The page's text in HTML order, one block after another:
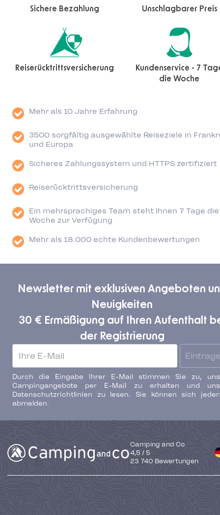
Sichere Bezahlung Unschlagbarer Preis
Reiserücktrittsversicherung
Kundenservice - 7
die Woche
Mehr als 10 Jahre Erfahrung
3500 sorgfältig ausgewählte Reiseziele in
und Europa
Sicheres Zahlungssystem und HTTPS zertifiziert
Reiserücktrittsversicherung
Ein mehrsprachiges Team steht Ihnen 7 Tage die
Woche zur Verfügung
Mehr als 18.000 echte Kundenbewertungen
Newsletter mit exklusiven Angeboten
Neuigkeiten
30 € Ermäßigung auf Ihren Aufenthalt
der Registrierung
Durch die Eingabe Ihrer E-Mail stimmen Sie zu,
Campingangebote per E-Mail zu erhalten und
Datenschutzrichtlinien zu lesen. Sie können sich
abmelden.
Camping and Co
4,5 / 5
23 740 Bewertungen